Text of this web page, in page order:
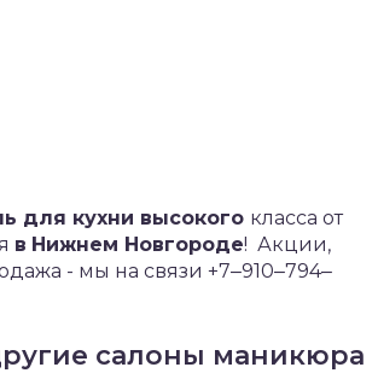
для кухни высокого класса от
в Нижнем Новгороде! Акции,
- мы на связи +7‒910‒794‒
салоны маникюра